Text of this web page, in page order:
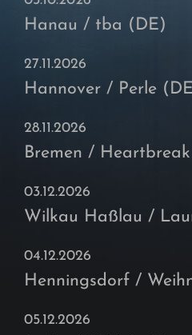
Hanau / tba (DE)
27.11.2026
Hannover / Perle
28.11.2026
Bremen /
03.12.2026
Wilkau Haßlau /
04.12.2026
Henningsdorf /
05.12.2026